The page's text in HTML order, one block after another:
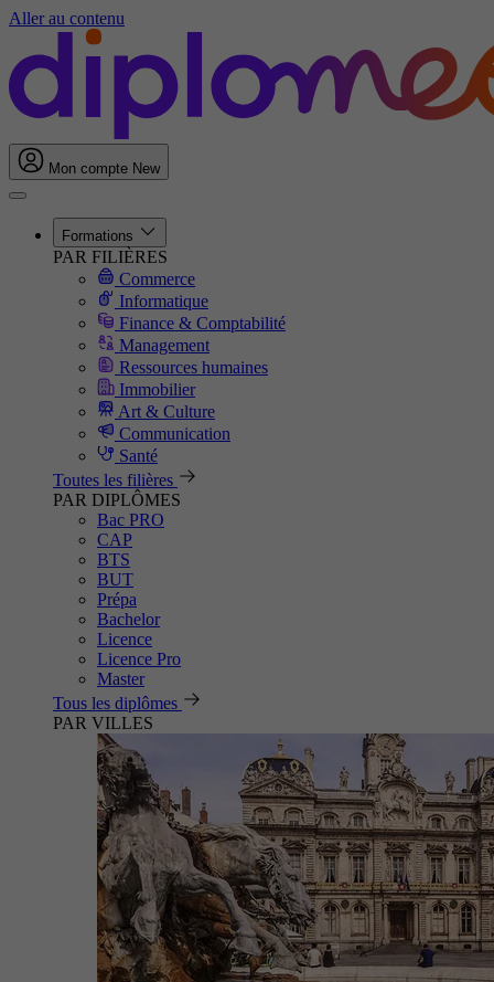
Aller au contenu
Mon compte New
Formations
PAR FILIÈRES
Commerce
Informatique
Finance & Comptabilité
Management
Ressources humaines
Immobilier
Art & Culture
Communication
Santé
Toutes les filières
PAR DIPLÔMES
Bac PRO
CAP
BTS
BUT
Prépa
Bachelor
Licence
Licence Pro
Master
Tous les diplômes
PAR VILLES